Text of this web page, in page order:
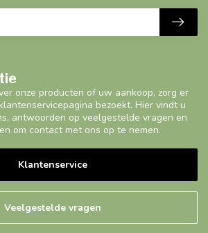
onze producten of uw aankoop, zorg er
bezoekt. Hier vindt u
antwoorden op veelgestelde vragen en
om contact met ons op te nemen.
Klantenservice
Veelgestelde vragen